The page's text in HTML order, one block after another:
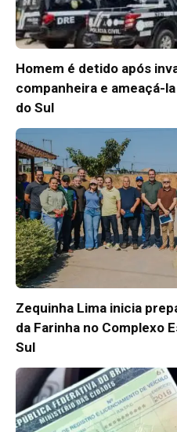
Homem é detido após
companheira e ameaçá-
do Sul
Zequinha Lima inicia
da Farinha no Complexo
Sul